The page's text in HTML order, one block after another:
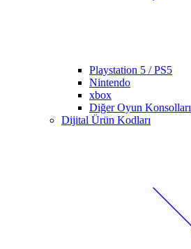
Playstation 5 / PS5
Nintendo
xbox
Diğer Oyun Konsolları
Dijital Ürün Kodları